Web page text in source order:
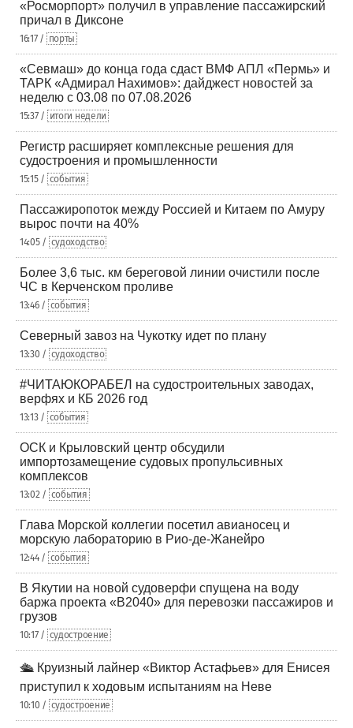
«Росморпорт» получил в управление пассажирский
причал в Диксоне
16:17 / порты
«Севмаш» до конца года сдаст ВМФ АПЛ «Пермь» и
ТАРК «Адмирал Нахимов»: дайджест новостей за
неделю с 03.08 по 07.08.2026
15:37 / итоги недели
Регистр расширяет комплексные решения для
судостроения и промышленности
15:15 / события
Пассажиропоток между Россией и Китаем по Амуру
вырос почти на 40%
14:05 / судоходство
Более 3,6 тыс. км береговой линии очистили после
ЧС в Керченском проливе
13:46 / события
Северный завоз на Чукотку идет по плану
13:30 / судоходство
#ЧИТАЮКОРАБЕЛ на судостроительных заводах,
верфях и КБ 2026 год
13:13 / события
ОСК и Крыловский центр обсудили
импортозамещение судовых пропульсивных
комплексов
13:02 / события
Глава Морской коллегии посетил авианосец и
морскую лабораторию в Рио-де-Жанейро
12:44 / события
В Якутии на новой судоверфи спущена на воду
баржа проекта «В2040» для перевозки пассажиров и
грузов
10:17 / судостроение
🛳️ Круизный лайнер «Виктор Астафьев» для Енисея
приступил к ходовым испытаниям на Неве
10:10 / судостроение